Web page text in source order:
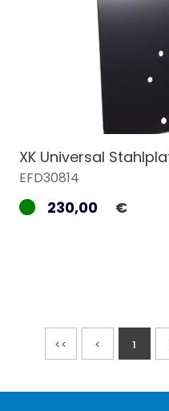
XK Universal
EFD30814
230,00 €
<< < 1